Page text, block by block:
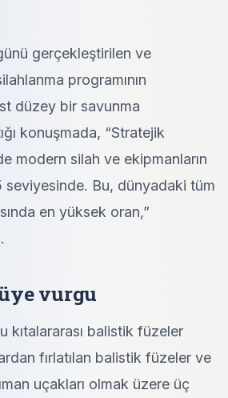
gerçekleştirilen ve
programının
düzey bir savunma
konuşmada, “Stratejik
modern silah ve ekipmanların
seviyesinde. Bu, dünyadaki tüm
en yüksek oran,”
vurgu
kıtalararası balistik füzeler
fırlatılan balistik füzeler ve
uçakları olmak üzere üç